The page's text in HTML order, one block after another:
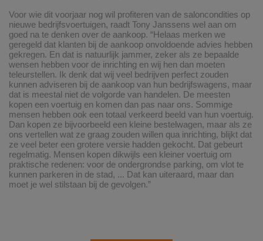
Voor wie dit voorjaar nog wil profiteren van de saloncondities op
nieuwe bedrijfsvoertuigen, raadt Tony Janssens wel aan om
goed na te denken over de aankoop. “Helaas merken we
geregeld dat klanten bij de aankoop onvoldoende advies hebben
gekregen. En dat is natuurlijk jammer, zeker als ze bepaalde
wensen hebben voor de inrichting en wij hen dan moeten
teleurstellen. Ik denk dat wij veel bedrijven perfect zouden
kunnen adviseren bij de aankoop van hun bedrijfswagens, maar
dat is meestal niet de volgorde van handelen. De meesten
kopen een voertuig en komen dan pas naar ons. Sommige
mensen hebben ook een totaal verkeerd beeld van hun voertuig.
Dan kopen ze bijvoorbeeld een kleine bestelwagen, maar als ze
ons vertellen wat ze graag zouden willen qua inrichting, blijkt dat
ze veel beter een grotere versie hadden gekocht. Dat gebeurt
regelmatig. Mensen kopen dikwijls een kleiner voertuig om
praktische redenen: voor de ondergrondse parking, om vlot te
kunnen parkeren in de stad, ... Dat kan uiteraard, maar dan
moet je wel stilstaan bij de gevolgen.”